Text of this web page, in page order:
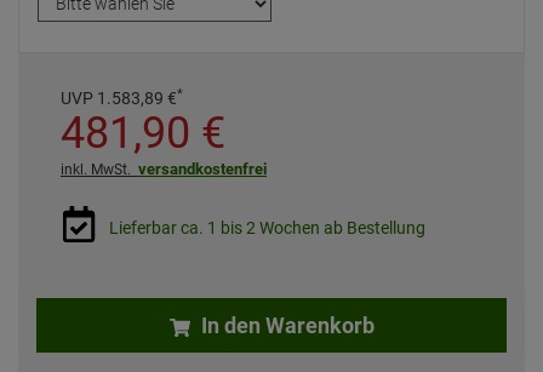
UVP 1.583,89 €*
481,90 €
inkl. MwSt. versandkostenfrei
Lieferbar ca. 1 bis 2 Wochen ab Bestellung
In den Warenkorb